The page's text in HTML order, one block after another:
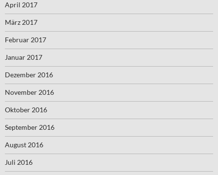
April 2017
März 2017
Februar 2017
Januar 2017
Dezember 2016
November 2016
Oktober 2016
September 2016
August 2016
Juli 2016